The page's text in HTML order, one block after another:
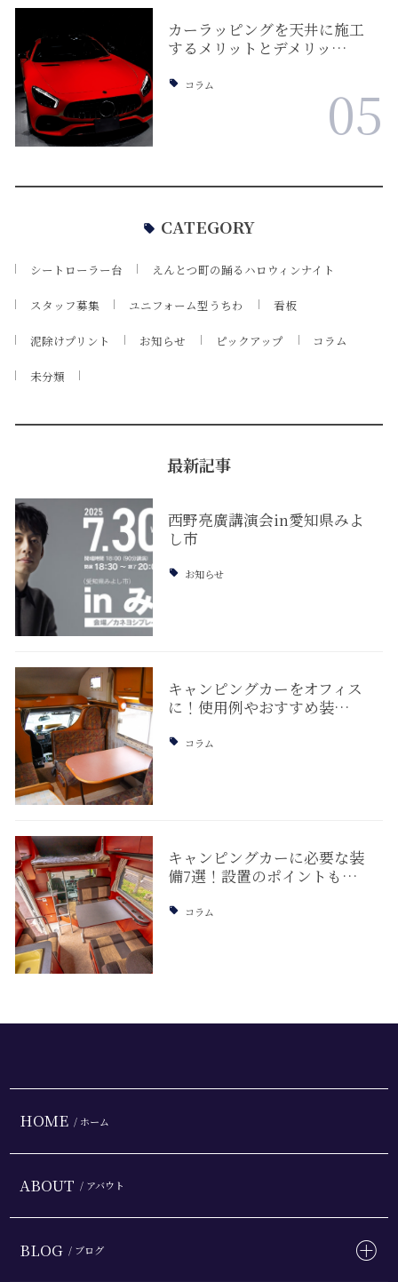
カーラッピングを天井に施工
するメリットとデメリッ…
コラム 05
CATEGORY
シートローラー台 えんとつ町の踊るハロウィンナイト
スタッフ募集 ユニフォーム型うちわ 看板
泥除けプリント お知らせ ピックアップ コラム
未分類
最新記事
西野亮廣講演会in愛知県みよ
し市
お知らせ
キャンピングカーをオフィス
に！使用例やおすすめ装…
コラム
キャンピングカーに必要な装
備7選！設置のポイントも…
コラム
HOME / ホーム
ABOUT / アバウト
BLOG / ブログ